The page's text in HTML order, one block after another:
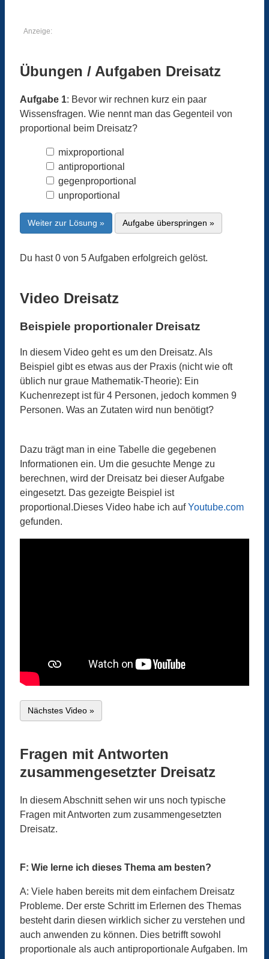
Anzeige:
Übungen / Aufgaben Dreisatz
Aufgabe 1: Bevor wir rechnen kurz ein paar
Wissensfragen. Wie nennt man das Gegenteil von
proportional beim Dreisatz?
mixproportional
antiproportional
gegenproportional
unproportional
Weiter zur Lösung » Aufgabe überspringen »
Du hast 0 von 5 Aufgaben erfolgreich gelöst.
Video Dreisatz
Beispiele proportionaler Dreisatz
In diesem Video geht es um den Dreisatz. Als
Beispiel gibt es etwas aus der Praxis (nicht wie oft
üblich nur graue Mathematik-Theorie): Ein
Kuchenrezept ist für 4 Personen, jedoch kommen 9
Personen. Was an Zutaten wird nun benötigt?
Dazu trägt man in eine Tabelle die gegebenen
Informationen ein. Um die gesuchte Menge zu
berechnen, wird der Dreisatz bei dieser Aufgabe
eingesetzt. Das gezeigte Beispiel ist
proportional.Dieses Video habe ich aufYoutube.com
gefunden.
Nächstes Video »
Fragen mit Antworten
zusammengesetzter Dreisatz
In diesem Abschnitt sehen wir uns noch typische
Fragen mit Antworten zum zusammengesetzten
Dreisatz.
F: Wie lerne ich dieses Thema am besten?
A: Viele haben bereits mit dem einfachem Dreisatz
Probleme. Der erste Schritt im Erlernen des Themas
besteht darin diesen wirklich sicher zu verstehen und
auch anwenden zu können. Dies betrifft sowohl
proportionale als auch antiproportionale Aufgaben. Im